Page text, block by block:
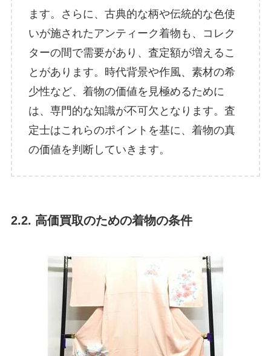
ます。さらに、古典的な柄や伝統的な色使
いが施されたアンティーク着物も、コレク
ターの間で需要があり、査定額が増えるこ
とがあります。時代背景や作風、素材の希
少性など、着物の価値を見極めるために
は、専門的な知識が不可欠となります。査
定士はこれらのポイントを基に、着物の真
の価値を判断していきます。
2.2. 高価買取のための着物の条件